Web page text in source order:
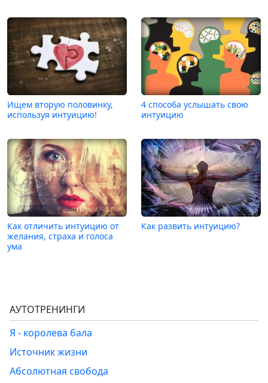
Ищем вторую половинку,
используя интуицию!
4 способа услышать свою
интуицию
Как отличить интуицию от
желания, страха и голоса
ума
Как развить интуицию?
АУТОТРЕНИНГИ
Я - королева бала
Источник жизни
Абсолютная свобода